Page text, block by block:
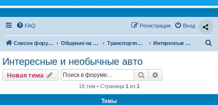
FAQ Вход
Регистрация
Список форумов Общение на свободные темы Транспортный вопрос. АвтоФорум Интересные и необычные авто
Интересные и необычные авто
Новая тема Поиск
16 тем • Страница 1 из 1
Темы